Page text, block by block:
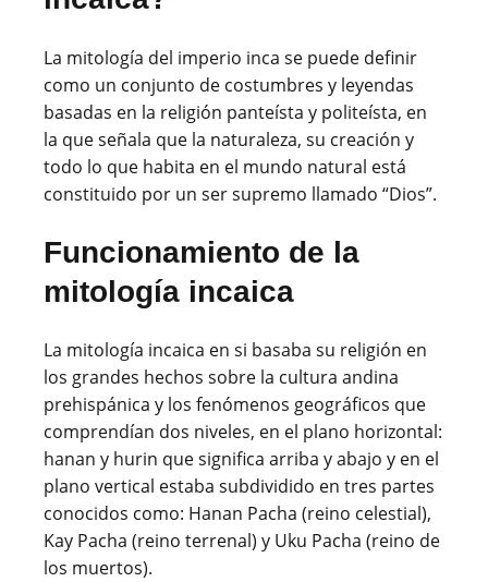
La mitología del imperio inca se puede definir
como un conjunto de costumbres y leyendas
basadas en la religión panteísta y politeísta, en
la que señala que la naturaleza, su creación y
todo lo que habita en el mundo natural está
constituido por un ser supremo llamado “Dios”.
Funcionamiento de la
mitología incaica
La mitología incaica en si basaba su religión en
los grandes hechos sobre la cultura andina
prehispánica y los fenómenos geográficos que
comprendían dos niveles, en el plano horizontal:
hanan y hurin que significa arriba y abajo y en el
plano vertical estaba subdividido en tres partes
conocidos como: Hanan Pacha (reino celestial),
Kay Pacha (reino terrenal) y Uku Pacha (reino de
los muertos).